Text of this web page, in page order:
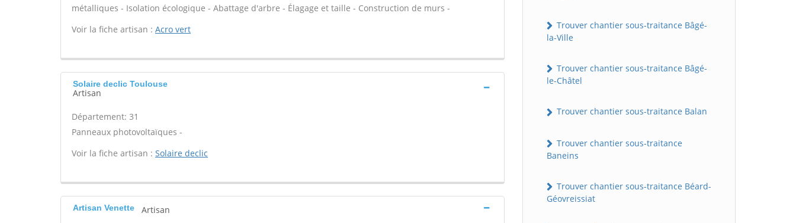
métalliques - Isolation écologique - Abattage d'arbre - Élagage et taille - Construction de murs -
Voir la fiche artisan : Acro vert
Solaire declic Toulouse
Artisan
Département: 31
Panneaux photovoltaïques -
Voir la fiche artisan : Solaire declic
Artisan Venette Artisan
Trouver chantier sous-traitance Bâgé-
la-Ville
Trouver chantier sous-traitance Bâgé-
le-Châtel
Trouver chantier sous-traitance Balan
Trouver chantier sous-traitance
Baneins
Trouver chantier sous-traitance Béard-
Géovreissiat